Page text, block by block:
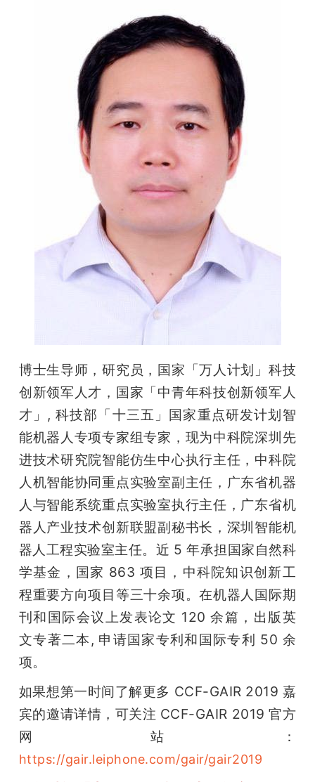
博士生导师，研究员，国家「万人计划」科技
创新领军人才，国家「中青年科技创新领军人
才」, 科技部「十三五」国家重点研发计划智
能机器人专项专家组专家，现为中科院深圳先
进技术研究院智能仿生中心执行主任，中科院
人机智能协同重点实验室副主任，广东省机器
人与智能系统重点实验室执行主任，广东省机
器人产业技术创新联盟副秘书长，深圳智能机
器人工程实验室主任。近 5 年承担国家自然科
学基金，国家 863 项目，中科院知识创新工
程重要方向项目等三十余项。在机器人国际期
刊和国际会议上发表论文 120 余篇，出版英
文专著二本, 申请国家专利和国际专利 50 余
项。
如果想第一时间了解更多 CCF-GAIR 2019 嘉
宾的邀请详情，可关注 CCF-GAIR 2019 官方
网站：
https://gair.leiphone.com/gair/gair2019